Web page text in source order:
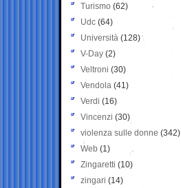
Turismo (62)
Udc (64)
Università (128)
V-Day (2)
Veltroni (30)
Vendola (41)
Verdi (16)
Vincenzi (30)
violenza sulle donne (342)
Web (1)
Zingaretti (10)
zingari (14)